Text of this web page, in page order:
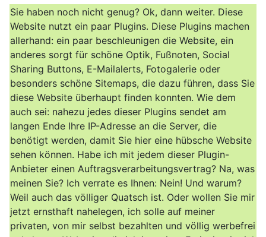
Sie haben noch nicht genug? Ok, dann weiter. Diese
Website nutzt ein paar Plugins. Diese Plugins machen
allerhand: ein paar beschleunigen die Website, ein
anderes sorgt für schöne Optik, Fußnoten, Social
Sharing Buttons, E-Mailalerts, Fotogalerie oder
besonders schöne Sitemaps, die dazu führen, dass Sie
diese Website überhaupt finden konnten. Wie dem
auch sei: nahezu jedes dieser Plugins sendet am
langen Ende Ihre IP-Adresse an die Server, die
benötigt werden, damit Sie hier eine hübsche Website
sehen können. Habe ich mit jedem dieser Plugin-
Anbieter einen Auftragsverarbeitungsvertrag? Na, was
meinen Sie? Ich verrate es Ihnen: Nein! Und warum?
Weil auch das völliger Quatsch ist. Oder wollen Sie mir
jetzt ernsthaft nahelegen, ich solle auf meiner
privaten, von mir selbst bezahlten und völlig werbefrei